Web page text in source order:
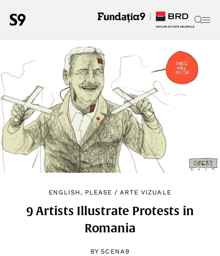
ENGLISH, PLEASE /ARTE VIZUALE
9 Artists Illustrate Protests in
Romania
BYSCENA9